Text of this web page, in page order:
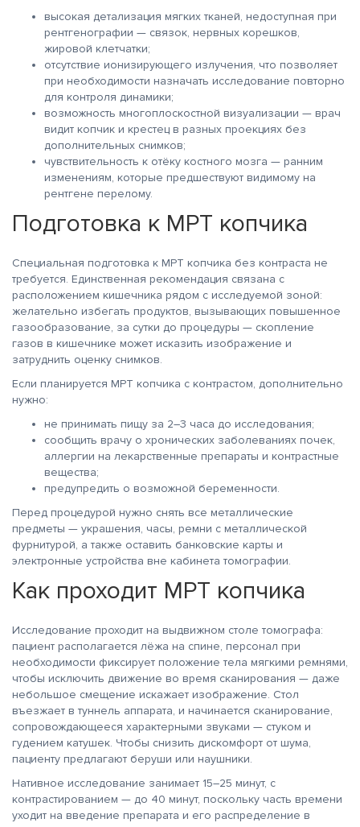
высокая детализация мягких тканей, недоступная при
рентгенографии — связок, нервных корешков,
жировой клетчатки;
отсутствие ионизирующего излучения, что позволяет
при необходимости назначать исследование повторно
для контроля динамики;
возможность многоплоскостной визуализации — врач
видит копчик и крестец в разных проекциях без
дополнительных снимков;
чувствительность к отёку костного мозга — ранним
изменениям, которые предшествуют видимому на
рентгене перелому.
Подготовка к МРТ копчика
Специальная подготовка к МРТ копчика без контраста не
требуется. Единственная рекомендация связана с
расположением кишечника рядом с исследуемой зоной:
желательно избегать продуктов, вызывающих повышенное
газообразование, за сутки до процедуры — скопление
газов в кишечнике может исказить изображение и
затруднить оценку снимков.
Если планируется МРТ копчика с контрастом, дополнительно
нужно:
не принимать пищу за 2–3 часа до исследования;
сообщить врачу о хронических заболеваниях почек,
аллергии на лекарственные препараты и контрастные
вещества;
предупредить о возможной беременности.
Перед процедурой нужно снять все металлические
предметы — украшения, часы, ремни с металлической
фурнитурой, а также оставить банковские карты и
электронные устройства вне кабинета томографии.
Как проходит МРТ копчика
Исследование проходит на выдвижном столе томографа:
пациент располагается лёжа на спине, персонал при
необходимости фиксирует положение тела мягкими ремнями,
чтобы исключить движение во время сканирования — даже
небольшое смещение искажает изображение. Стол
въезжает в туннель аппарата, и начинается сканирование,
сопровождающееся характерными звуками — стуком и
гудением катушек. Чтобы снизить дискомфорт от шума,
пациенту предлагают беруши или наушники.
Нативное исследование занимает 15–25 минут, с
контрастированием — до 40 минут, поскольку часть времени
уходит на введение препарата и его распределение в